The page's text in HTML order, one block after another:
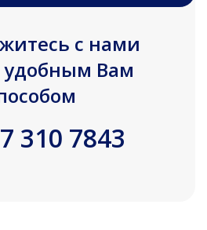
с нами
Вам
310 7843